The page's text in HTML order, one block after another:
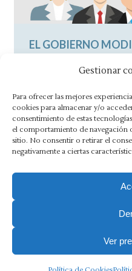
Gestionar
Para ofrecer las mejores
cookies para almacenar y/o
consentimiento de estas
el comportamiento de navegación
sitio. No consentir o retirar el
negativamente a ciertas
Ver
EL GOBIERNO
Solo el 20 % de las
exporta sus
exportación del
Política de
Copyright 2025 Ⓒ